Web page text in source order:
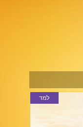
למד